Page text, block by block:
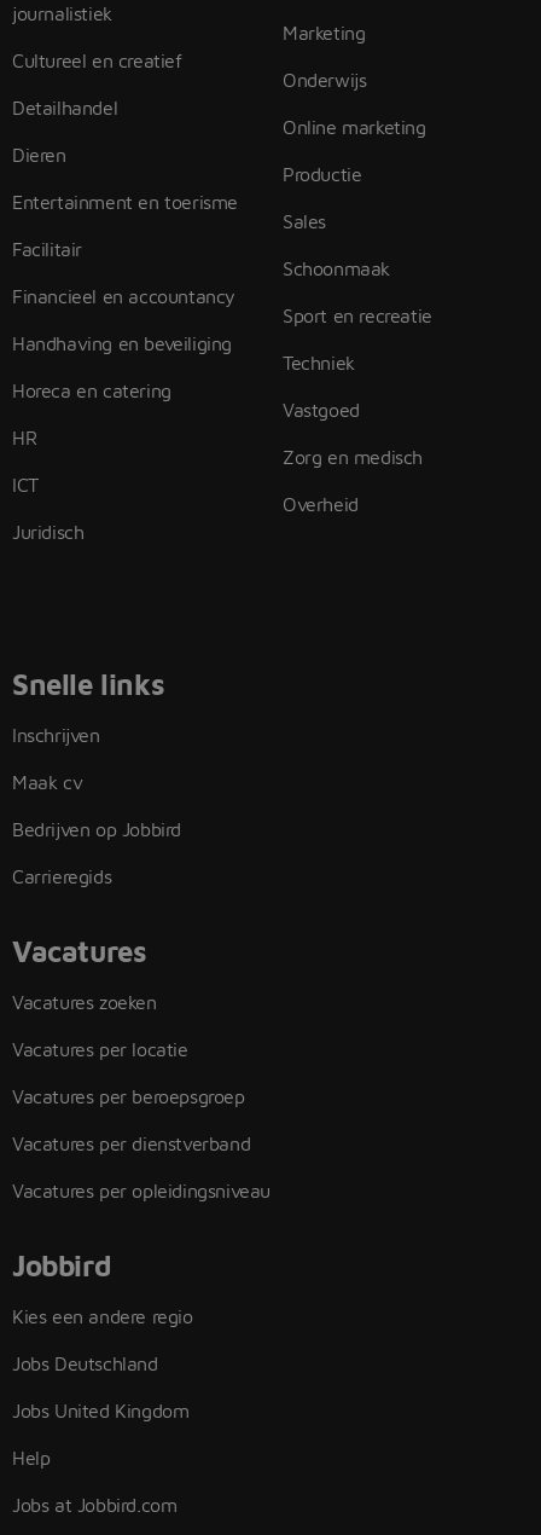
journalistiek
Cultureel en creatief
Detailhandel
Dieren
Entertainment en toerisme
Facilitair
Financieel en accountancy
Handhaving en beveiliging
Horeca en catering
HR
ICT
Juridisch
Marketing
Onderwijs
Online marketing
Productie
Sales
Schoonmaak
Sport en recreatie
Techniek
Vastgoed
Zorg en medisch
Overheid
Snelle links
Inschrijven
Maak cv
Bedrijven op Jobbird
Carrieregids
Vacatures
Vacatures zoeken
Vacatures per locatie
Vacatures per beroepsgroep
Vacatures per dienstverband
Vacatures per opleidingsniveau
Jobbird
Kies een andere regio
Jobs Deutschland
Jobs United Kingdom
Help
Jobs at Jobbird.com